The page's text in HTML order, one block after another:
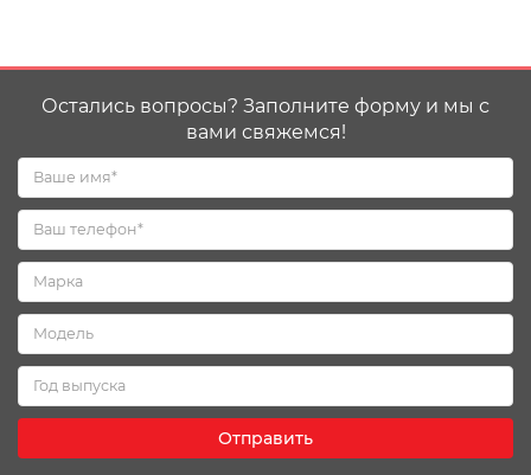
Остались вопросы? Заполните форму и мы с
вами свяжемся!
Отправить